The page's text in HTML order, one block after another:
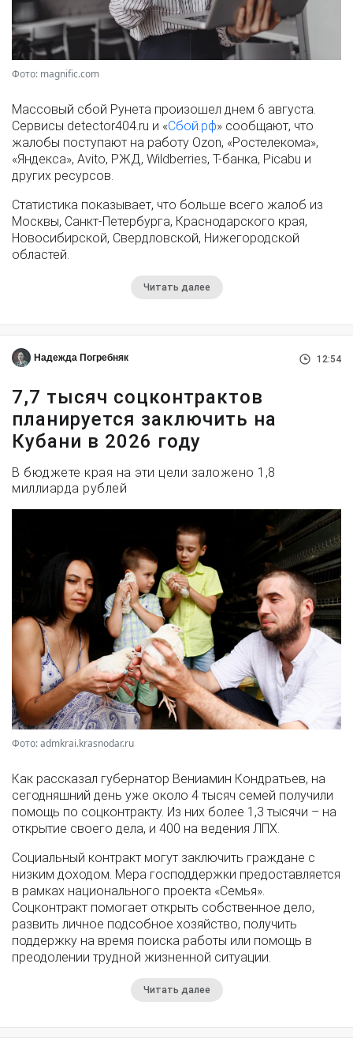
Фото: magnific.com
Массовый сбой Рунета произошел днем 6 августа.
Сервисы detector404.ru и «Сбой.рф» сообщают, что
жалобы поступают на работу Ozon, «Ростелекома»,
«Яндекса», Avito, РЖД, Wildberries, Т-банка, Picabu и
других ресурсов.
Статистика показывает, что больше всего жалоб из
Москвы, Санкт-Петербурга, Краснодарского края,
Новосибирской, Свердловской, Нижегородской
областей.
Читать далее
Надежда Погребняк 12:54
7,7 тысяч соцконтрактов
планируется заключить на
Кубани в 2026 году
В бюджете края на эти цели заложено 1,8
миллиарда рублей
Фото: admkrai.krasnodar.ru
Как рассказал губернатор Вениамин Кондратьев, на
сегодняшний день уже около 4 тысяч семей получили
помощь по соцконтракту. Из них более 1,3 тысячи – на
открытие своего дела, и 400 на ведения ЛПХ.
Социальный контракт могут заключить граждане с
низким доходом. Мера господдержки предоставляется
в рамках национального проекта «Семья».
Соцконтракт помогает открыть собственное дело,
развить личное подсобное хозяйство, получить
поддержку на время поиска работы или помощь в
преодолении трудной жизненной ситуации.
Читать далее